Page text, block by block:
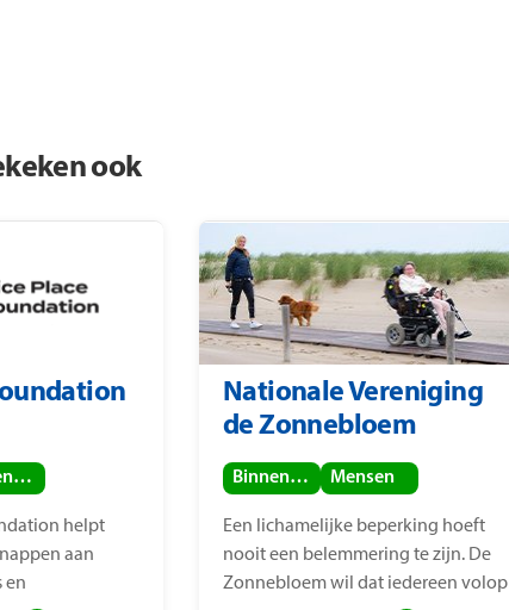
ook
Buitenland
helpt
aan
en
Nationale Vereniging
de Zonnebloem
Binnenland Mensen
Een lichamelijke beperking hoeft
nooit een belemmering te zijn. De
Zonnebloem wil dat iedereen volop